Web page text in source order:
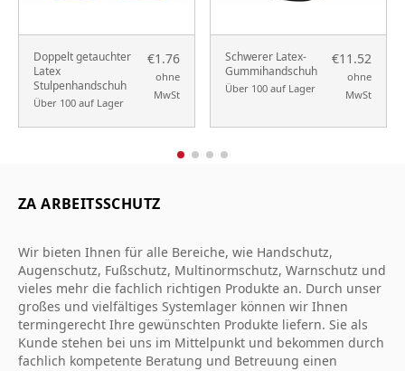
Doppelt getauchter
Latex
Stulpenhandschuh
Über 100 auf Lager
€1.76
ohne
MwSt
Schwerer Latex-
Gummihandschuh
Über 100 auf Lager
€11.52
ohne
MwSt
ZA ARBEITSSCHUTZ
Wir bieten Ihnen für alle Bereiche, wie Handschutz,
Augenschutz, Fußschutz, Multinormschutz, Warnschutz und
vieles mehr die fachlich richtigen Produkte an. Durch unser
großes und vielfältiges Systemlager können wir Ihnen
termingerecht Ihre gewünschten Produkte liefern. Sie als
Kunde stehen bei uns im Mittelpunkt und bekommen durch
fachlich kompetente Beratung und Betreuung einen